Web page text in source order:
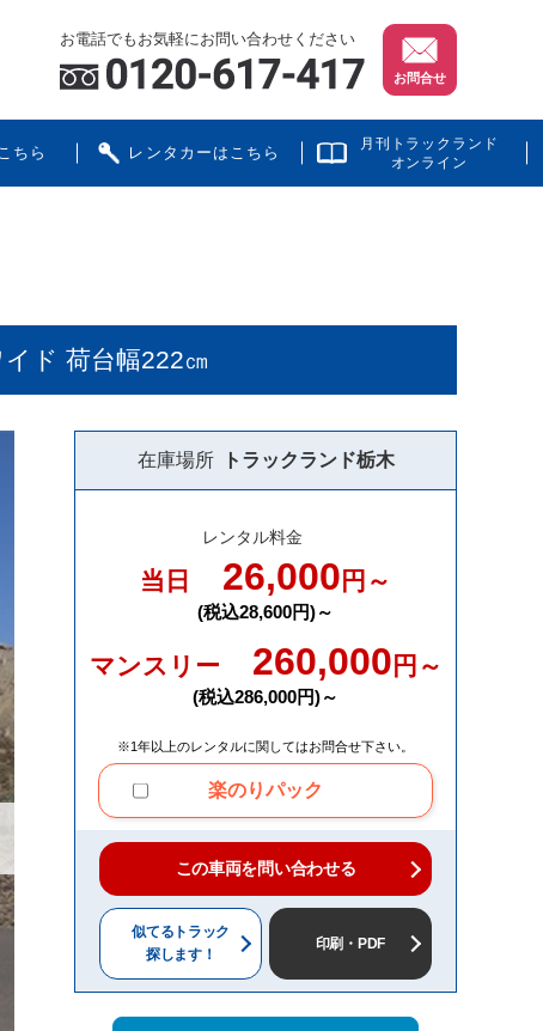
お電話でもお気軽にお問い合わせください
お問合せ
ちら レンタカーはこちら
月刊トラックランド
オンライン
ド 荷台幅222㎝
在庫場所 トラックランド栃木
レンタル料金
当日 26,000 円～
(税込28,600円)～
マンスリー 260,000 円～
(税込286,000円)～
※1年以上のレンタルに関してはお問合せ下さい。
楽のりパック
この車両を問い合わせる
似てるトラック
探します！
印刷・PDF